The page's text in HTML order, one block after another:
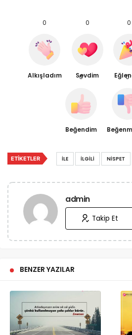
0
Alkışladım
0
Sevdim
0
0
Beğendim
0
ETIKETLER İLE İLGILI NISPET
admin
Takip Et
BENZER YAZILAR